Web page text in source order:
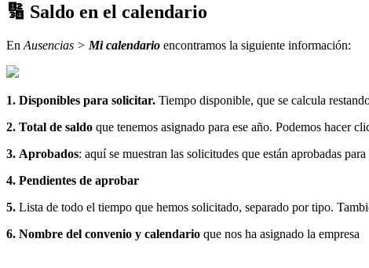
 Saldo en el calendario
En Ausencias > Mi calendario encontramos la siguiente información:
1. Disponibles para solicitar. Tiempo disponible, que se calcula
2. Total de saldo que tenemos asignado para ese año. Podemos hacer
3. Aprobados: aquí se muestran las solicitudes que están aprobadas para
4. Pendientes de aprobar
5. Lista de todo el tiempo que hemos solicitado, separado por tipo. Tambi
6. Nombre del convenio y calendario que nos ha asignado la empresa